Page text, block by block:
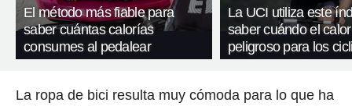
El método más fiable para
saber cuántas calorías
consumes al pedalear
La UCI utiliza este
saber cuándo el
peligroso para los
La ropa de bici resulta muy cómoda para lo que ha